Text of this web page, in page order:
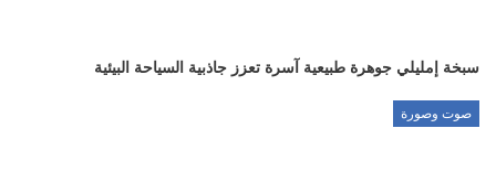
سبخة إمليلي جوهرة طبيعية آسرة تعزز جاذبية السياحة البيئية
صوت وصورة